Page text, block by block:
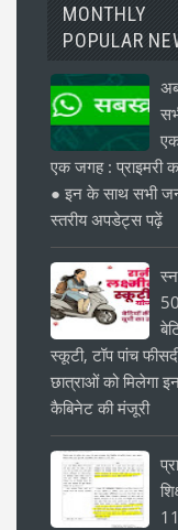
MONTHLY
POPULAR
एक जगह : प्राइमरी
● इन के साथ सभी
स्तरीय अपडेट्स पढ़ें
स्कूटी, टॉप पांच
छात्राओं को मिलेगा
कैबिनेट की मंजूरी